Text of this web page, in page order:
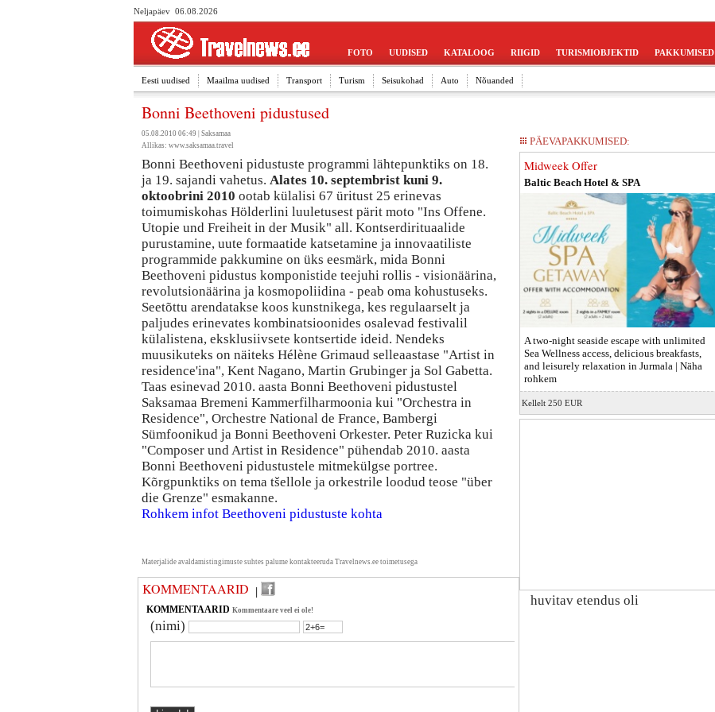
Neljapäev 06.08.2026
FOTO UUDISED KATALOOG RIIGID TURISMIOBJEKTID PAKKUMISED
Eesti uudised Maailma uudised Transport Turism Seisukohad Auto Nõuanded
Bonni Beethoveni pidustused
05.08.2010 06:49 | Saksamaa
Allikas: www.saksamaa.travel
Bonni Beethoveni pidustuste programmi lähtepunktiks on 18.
ja 19. sajandi vahetus. Alates 10. septembrist kuni 9.
oktoobrini 2010 ootab külalisi 67 üritust 25 erinevas
toimumiskohas Hölderlini luuletusest pärit moto "Ins Offene.
Utopie und Freiheit in der Musik" all. Kontserdirituaalide
purustamine, uute formaatide katsetamine ja innovaatiliste
programmide pakkumine on üks eesmärk, mida Bonni
Beethoveni pidustus komponistide teejuhi rollis - visionäärina,
revolutsionäärina ja kosmopoliidina - peab oma kohustuseks.
Seetõttu arendatakse koos kunstnikega, kes regulaarselt ja
paljudes erinevates kombinatsioonides osalevad festivalil
külalistena, eksklusiivsete kontsertide ideid. Nendeks
muusikuteks on näiteks Hélène Grimaud selleaastase "Artist in
residence'ina", Kent Nagano, Martin Grubinger ja Sol Gabetta.
Taas esinevad 2010. aasta Bonni Beethoveni pidustustel
Saksamaa Bremeni Kammerfilharmoonia kui "Orchestra in
Residence", Orchestre National de France, Bambergi
Sümfoonikud ja Bonni Beethoveni Orkester. Peter Ruzicka kui
"Composer und Artist in Residence" pühendab 2010. aasta
Bonni Beethoveni pidustustele mitmekülgse portree.
Kõrgpunktiks on tema tšellole ja orkestrile loodud teose "über
die Grenze" esmakanne.
Rohkem infot Beethoveni pidustuste kohta
Materjalide avaldamistingimuste suhtes palume kontakteeruda Travelnews.ee toimetusega
KOMMENTAARID |
KOMMENTAARID Kommentaare veel ei ole!
(nimi)
PÄEVAPAKKUMISED:
Midweek Offer
Baltic Beach Hotel & SPA
A two-night seaside escape with unlimited
Sea Wellness access, delicious breakfasts,
and leisurely relaxation in Jurmala | Näha
rohkem
Kellelt 250 EUR
huvitav etendus oli